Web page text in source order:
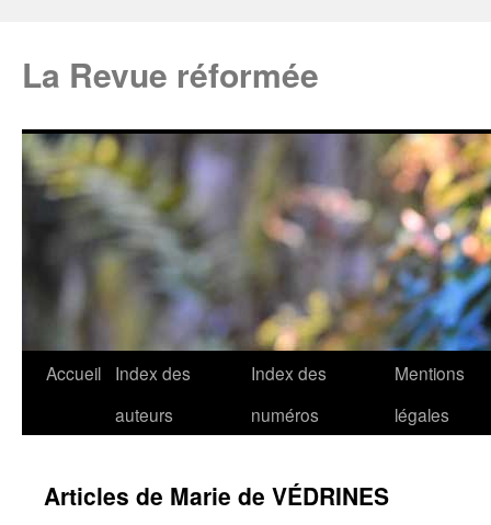
La Revue réformée
Accueil
Index des
auteurs
Index des
numéros
Mentions
légales
Articles de Marie de VÉDRINES